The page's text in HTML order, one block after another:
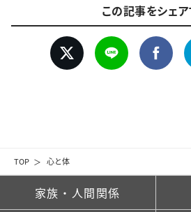
TOP 心と体
この記事をシェア
家族・人間関係